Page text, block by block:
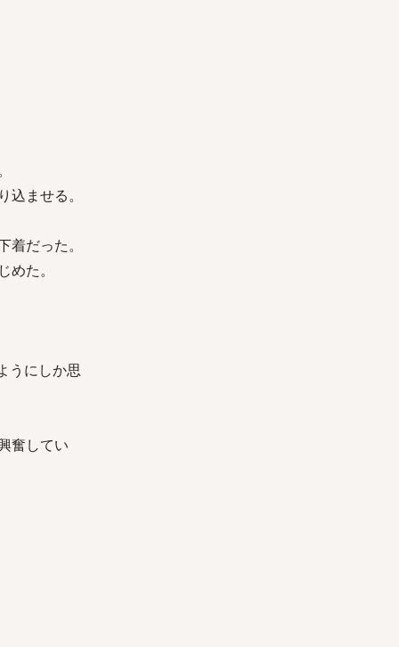
ませる。
だった。
た。
うにしか思
奮してい